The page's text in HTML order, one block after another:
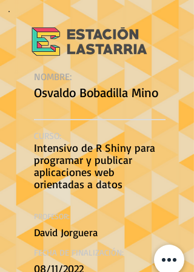
NOMBRE:
Osvaldo Bobadilla Mino
CURSO:
Intensivo de R Shiny para
programar y publicar
aplicaciones web
orientadas a datos
PROFESOR:
David Jorguera
FECHA DE FINALIZACIÓN:
08/11/2022